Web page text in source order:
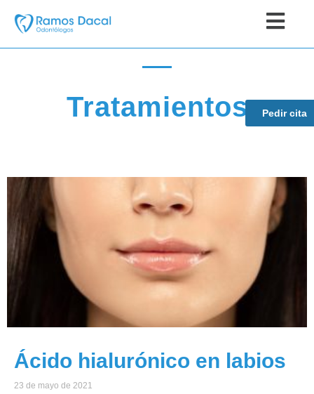
Pedir cita
Tratamientos
Ácido hialurónico en labios
23 de mayo de 2021